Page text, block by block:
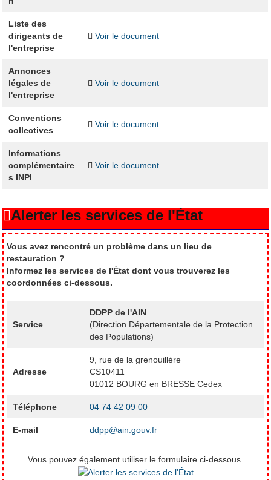
Liste des
dirigeants de
l'entreprise
Voir le document
Annonces
légales de
l'entreprise
Voir le document
Conventions
collectives
Voir le document
Informations
complémentaire
s INPI
Voir le document
Alerter les services de l'État
Vous avez rencontré un problème dans un lieu de
restauration ?
Informez les services de l'État dont vous trouverez les
coordonnées ci-dessous.
Service
DDPP de l'AIN
(Direction Départementale de la Protection
des Populations)
Adresse
9, rue de la grenouillère
CS10411
01012 BOURG en BRESSE Cedex
Téléphone 04 74 42 09 00
E-mail ddpp@ain.gouv.fr
Vous pouvez également utiliser le formulaire ci-dessous.